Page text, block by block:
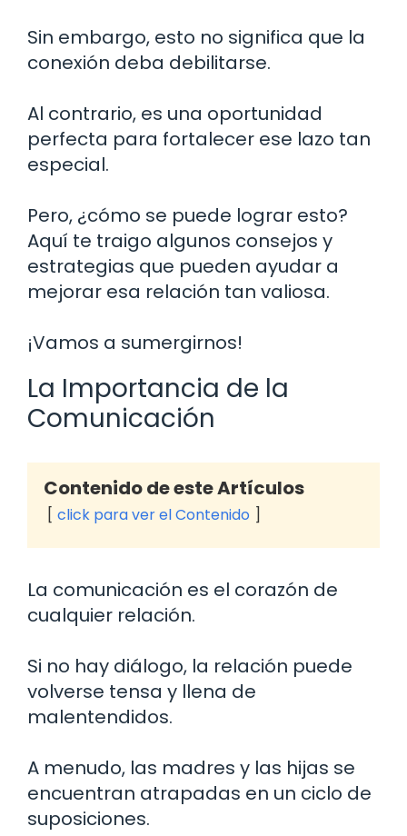
Sin embargo, esto no significa que la
conexión deba debilitarse.
Al contrario, es una oportunidad
perfecta para fortalecer ese lazo tan
especial.
Pero, ¿cómo se puede lograr esto?
Aquí te traigo algunos consejos y
estrategias que pueden ayudar a
mejorar esa relación tan valiosa.
¡Vamos a sumergirnos!
La Importancia de la
Comunicación
Contenido de este Artículos
click para ver el Contenido
La comunicación es el corazón de
cualquier relación.
Si no hay diálogo, la relación puede
volverse tensa y llena de
malentendidos.
A menudo, las madres y las hijas se
encuentran atrapadas en un ciclo de
suposiciones.